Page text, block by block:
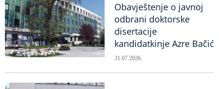
Obavještenje o javnoj
odbrani doktorske
disertacije
kandidatkinje Azre Bačić
31.07.2026.